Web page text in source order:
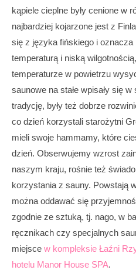
kąpiele cieplne były cenione w
najbardziej kojarzone jest z
się z języka fińskiego i
temperaturą i niską
temperaturze w powietrzu
saunowe na stałe wpisały się
tradycję, były też dobrze
co dzień korzystali starożytni
mieli swoje hammamy, które
dzień. Obserwujemy wzrost
naszym kraju, rośnie też
korzystania z sauny. Powstają
można oddawać się
zgodnie ze sztuką, tj. nago, w
ręcznikach czy specjalnych
miejsce w kompleksie Łaźni
hotelu Manor House SPA.